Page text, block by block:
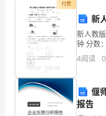
付费
新
新人教
钟 分数
题2分，
4阅读 0
偃
报告